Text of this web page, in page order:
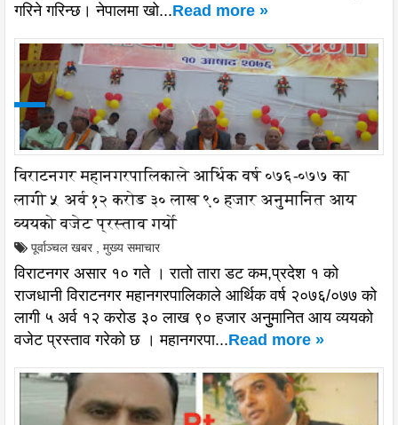
गरिने गरिन्छ। नेपालमा खो...Read more »
विराटनगर महानगरपालिकाले आर्थिक वर्ष ०७६-०७७ का
लागी ५ अर्व १२ करोड ३० लाख ९० हजार अनुुमानित आय
व्ययको वजेट प्रस्ताव गर्यो
पूर्वाञ्चल खबर मुख्य समाचार
विराटनगर असार १० गते । रातो तारा डट कम,प्रदेश १ को
राजधानी विराटनगर महानगरपालिकाले आर्थिक वर्ष २०७६/०७७ को
लागी ५ अर्व १२ करोड ३० लाख ९० हजार अनुुमानित आय व्ययको
वजेट प्रस्ताव गरेको छ । महानगरपा...Read more »